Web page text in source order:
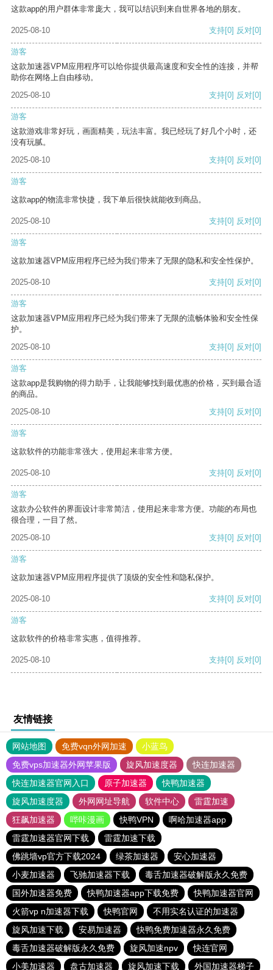
这款app的用户群体非常庞大，我可以结识到来自世界各地的朋友。
2025-08-10 支持[0] 反对[0]
游客
这款加速器VPM应用程序可以给你提供最高速度和安全性的连接，并帮
助你在网络上自由移动。
2025-08-10
支持[0] 反对[0]
游客
这款游戏非常好玩，画面精美，玩法丰富。我已经玩了好几个小时，还
没有玩腻。
2025-08-10
支持[0] 反对[0]
游客
这款app的物流非常快捷，我下单后很快就能收到商品。
2025-08-10 支持[0] 反对[0]
游客
这款加速器VPM应用程序已经为我们带来了无限的隐私和安全性保护。
2025-08-10 支持[0] 反对[0]
游客
这款加速器VPM应用程序已经为我们带来了无限的流畅体验和安全性保
护。
2025-08-10
支持[0] 反对[0]
游客
这款app是我购物的得力助手，让我能够找到最优惠的价格，买到最合适
的商品。
2025-08-10
支持[0] 反对[0]
游客
这款软件的功能非常强大，使用起来非常方便。
2025-08-10 支持[0] 反对[0]
游客
这款办公软件的界面设计非常简洁，使用起来非常方便。功能的布局也
很合理，一目了然。
2025-08-10
支持[0] 反对[0]
游客
这款加速器VPM应用程序提供了顶级的安全性和隐私保护。
2025-08-10 支持[0] 反对[0]
游客
这款软件的价格非常实惠，值得推荐。
2025-08-10 支持[0] 反对[0]
友情链接
网站地图 免费vqn外网加速
小蓝鸟
免费vps加速器外网苹果版
旋风加速度器
快连加速器
快连加速器官网入口
原子加速器
快鸭加速器
旋风加速度器
外网网址导航 软件中心
雷霆加速
狂飙加速器
哔咔漫画 快鸭VPN
啊哈加速器app
雷霆加速器官网下载
雷霆加速下载
佛跳墙vp官方下载2024
绿茶加速器
安心加速器
小麦加速器
飞驰加速器下载
毒舌加速器破解版永久免费
国外加速器免费
快鸭加速器app下载免费
快鸭加速器官网
火箭vp n加速器下载
快鸭官网
不用实名认证的加速器
旋风加速下载
安易加速器
快鸭免费加速器永久免费
毒舌加速器破解版永久免费
旋风加速npv
快连官网
小美加速器
盘古加速器 旋风加速下载 外国加速器梯子